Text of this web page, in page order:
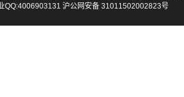
QQ:4006903131 沪公网安备 31011502002823号